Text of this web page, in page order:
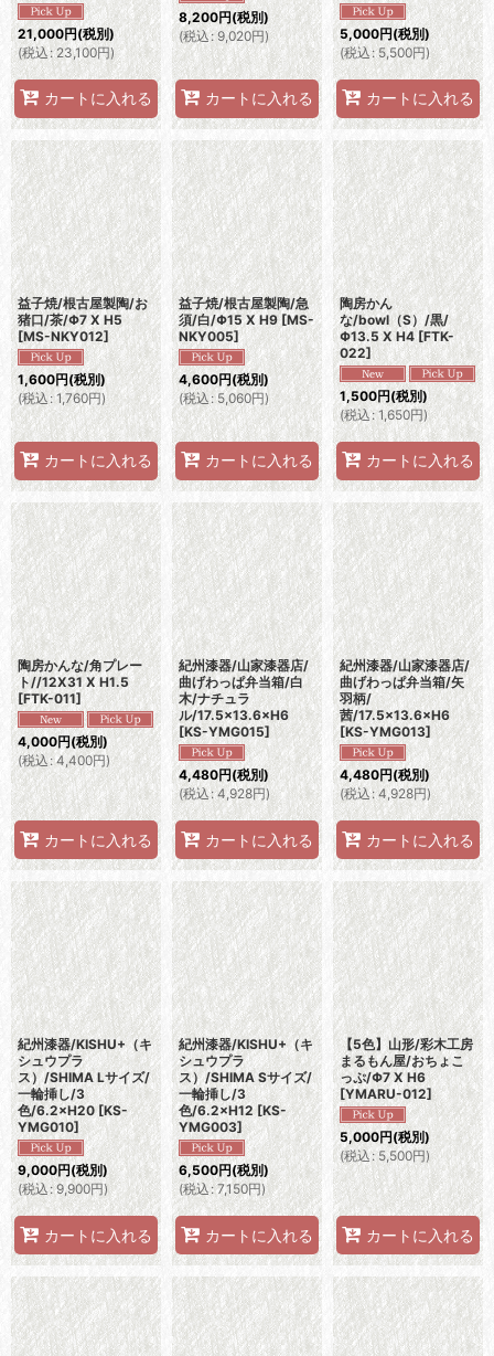
21,000円(税別)
(税込: 23,100円)
カートに入れる
8,200円(税別)
(税込: 9,020円)
カートに入れる
5,000円(税別)
(税込: 5,500円)
カートに入れる
益子焼/根古屋製陶/お
猪口/茶/Φ7 X H5
[MS-NKY012]
1,600円(税別)
(税込 : 1,760円)
カートに入れる
益子焼/根古屋製陶/急
須/白/Φ15 X H9 [MS-
NKY005]
4,600円(税別)
(税込 : 5,060円)
カートに入れる
陶房かん
な/bowl（S）/黒/
Φ13.5 X H4 [FTK-
022]
1,500円(税別)
(税込: 1,650円)
カートに入れる
陶房かんな/角プレー
ト//12X31 X H1.5
[FTK-011]
4,000円(税別)
(税込 : 4,400円)
カートに入れる
紀州漆器/山家漆器店/
曲げわっぱ弁当箱/白
木/ナチュラ
ル/17.5×13.6×H6
[KS-YMG015]
4,480円(税別)
(税込: 4,928円)
カートに入れる
紀州漆器/山家漆器店/
曲げわっぱ弁当箱/矢
羽柄/
茜/17.5×13.6×H6
[KS-YMG013]
4,480円(税別)
(税込: 4,928円)
カートに入れる
紀州漆器/KISHU+（キ
シュウプラ
ス）/SHIMA Lサイズ/
一輪挿し/3
色/6.2×H20 [KS-
YMG010]
9,000円(税別)
(税込: 9,900円)
カートに入れる
紀州漆器/KISHU+（キ
シュウプラ
ス）/SHIMA Sサイズ/
一輪挿し/3
色/6.2×H12 [KS-
YMG003]
6,500円(税別)
(税込: 7,150円)
カートに入れる
【5色】山形/彩木工房
まるもん屋/おちょこ
っぷ/Φ7 X H6
[YMARU-012]
5,000円(税別)
(税込: 5,500円)
カートに入れる